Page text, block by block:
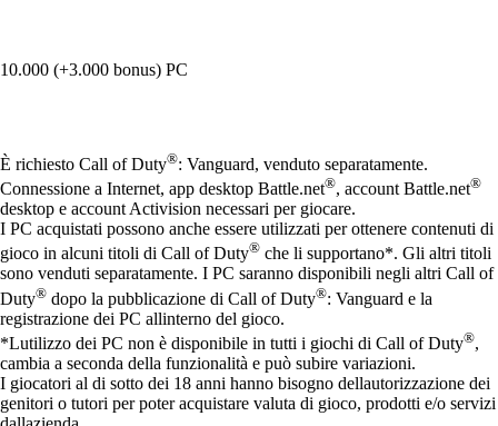
10.000 (+3.000 bonus) PC
Available actions
È richiesto Call of Duty®: Vanguard, venduto separatamente.
Connessione a Internet, app desktop Battle.net®, account Battle.net®
desktop e account Activision necessari per giocare.
I PC acquistati possono anche essere utilizzati per ottenere contenuti di
gioco in alcuni titoli di Call of Duty® che li supportano*. Gli altri titoli
sono venduti separatamente. I PC saranno disponibili negli altri Call of
Duty® dopo la pubblicazione di Call of Duty®: Vanguard e la
registrazione dei PC allinterno del gioco.
*Lutilizzo dei PC non è disponibile in tutti i giochi di Call of Duty®,
cambia a seconda della funzionalità e può subire variazioni.
I giocatori al di sotto dei 18 anni hanno bisogno dellautorizzazione dei
genitori o tutori per poter acquistare valuta di gioco, prodotti e/o servizi